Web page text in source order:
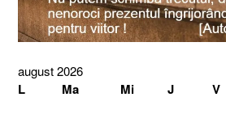
august 2026
L Ma Mi J V